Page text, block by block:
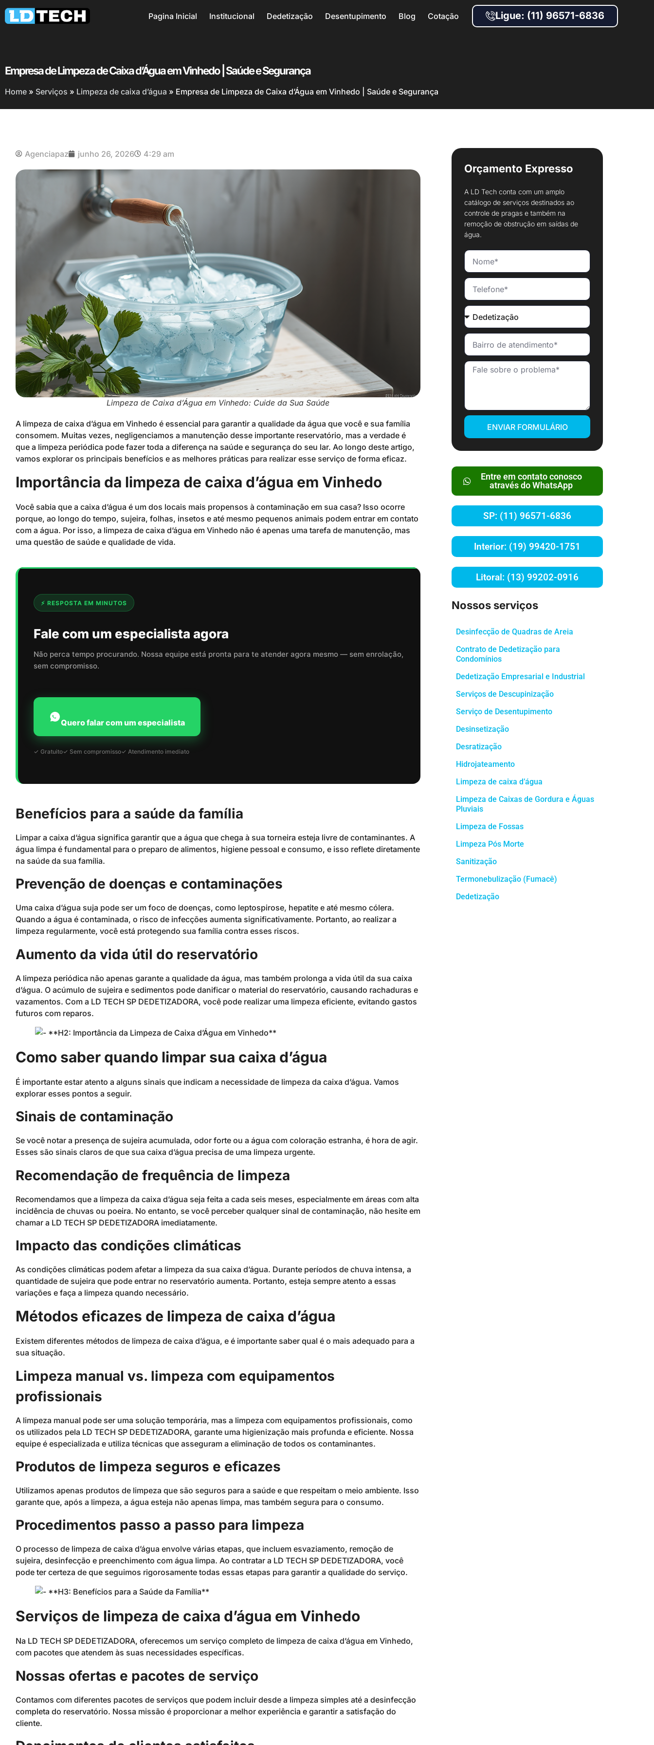
Pagina Inicial Institucional Dedetização Desentupimento Blog Cotação Ligue: (11) 96571-6836
Empresa de Limpeza de Caixa d’Água em Vinhedo | Saúde e Segurança
Home » Serviços » Limpeza de caixa d’água » Empresa de Limpeza de Caixa d’Água em Vinhedo | Saúde e Segurança
Agenciapaz junho 26, 2026 4:29 am
Limpeza de Caixa d’Água em Vinhedo: Cuide da Sua Saúde
A limpeza de caixa d’água em Vinhedo é essencial para garantir a qualidade da água que você e sua família
consomem. Muitas vezes, negligenciamos a manutenção desse importante reservatório, mas a verdade é
que a limpeza periódica pode fazer toda a diferença na saúde e segurança do seu lar. Ao longo deste artigo,
vamos explorar os principais benefícios e as melhores práticas para realizar esse serviço de forma eficaz.
Importância da limpeza de caixa d’água em Vinhedo
Você sabia que a caixa d’água é um dos locais mais propensos à contaminação em sua casa? Isso ocorre
porque, ao longo do tempo, sujeira, folhas, insetos e até mesmo pequenos animais podem entrar em contato
com a água. Por isso, a limpeza de caixa d’água em Vinhedo não é apenas uma tarefa de manutenção, mas
uma questão de saúde e qualidade de vida.
⚡ RESPOSTA EM MINUTOS
Fale com um especialista agora
Não perca tempo procurando. Nossa equipe está pronta para te atender agora mesmo — sem enrolação,
sem compromisso.
Quero falar com um especialista
✓ Gratuito✓ Sem compromisso✓ Atendimento imediato
Benefícios para a saúde da família
Limpar a caixa d’água significa garantir que a água que chega à sua torneira esteja livre de contaminantes. A
água limpa é fundamental para o preparo de alimentos, higiene pessoal e consumo, e isso reflete diretamente
na saúde da sua família.
Prevenção de doenças e contaminações
Uma caixa d’água suja pode ser um foco de doenças, como leptospirose, hepatite e até mesmo cólera.
Quando a água é contaminada, o risco de infecções aumenta significativamente. Portanto, ao realizar a
limpeza regularmente, você está protegendo sua família contra esses riscos.
Aumento da vida útil do reservatório
A limpeza periódica não apenas garante a qualidade da água, mas também prolonga a vida útil da sua caixa
d’água. O acúmulo de sujeira e sedimentos pode danificar o material do reservatório, causando rachaduras e
vazamentos. Com a LD TECH SP DEDETIZADORA, você pode realizar uma limpeza eficiente, evitando gastos
futuros com reparos.
Como saber quando limpar sua caixa d’água
É importante estar atento a alguns sinais que indicam a necessidade de limpeza da caixa d’água. Vamos
explorar esses pontos a seguir.
Sinais de contaminação
Se você notar a presença de sujeira acumulada, odor forte ou a água com coloração estranha, é hora de agir.
Esses são sinais claros de que sua caixa d’água precisa de uma limpeza urgente.
Recomendação de frequência de limpeza
Recomendamos que a limpeza da caixa d’água seja feita a cada seis meses, especialmente em áreas com alta
incidência de chuvas ou poeira. No entanto, se você perceber qualquer sinal de contaminação, não hesite em
chamar a LD TECH SP DEDETIZADORA imediatamente.
Impacto das condições climáticas
As condições climáticas podem afetar a limpeza da sua caixa d’água. Durante períodos de chuva intensa, a
quantidade de sujeira que pode entrar no reservatório aumenta. Portanto, esteja sempre atento a essas
variações e faça a limpeza quando necessário.
Métodos eficazes de limpeza de caixa d’água
Existem diferentes métodos de limpeza de caixa d’água, e é importante saber qual é o mais adequado para a
sua situação.
Limpeza manual vs. limpeza com equipamentos
profissionais
A limpeza manual pode ser uma solução temporária, mas a limpeza com equipamentos profissionais, como
os utilizados pela LD TECH SP DEDETIZADORA, garante uma higienização mais profunda e eficiente. Nossa
equipe é especializada e utiliza técnicas que asseguram a eliminação de todos os contaminantes.
Produtos de limpeza seguros e eficazes
Utilizamos apenas produtos de limpeza que são seguros para a saúde e que respeitam o meio ambiente. Isso
garante que, após a limpeza, a água esteja não apenas limpa, mas também segura para o consumo.
Procedimentos passo a passo para limpeza
O processo de limpeza de caixa d’água envolve várias etapas, que incluem esvaziamento, remoção de
sujeira, desinfecção e preenchimento com água limpa. Ao contratar a LD TECH SP DEDETIZADORA, você
pode ter certeza de que seguimos rigorosamente todas essas etapas para garantir a qualidade do serviço.
Serviços de limpeza de caixa d’água em Vinhedo
Na LD TECH SP DEDETIZADORA, oferecemos um serviço completo de limpeza de caixa d’água em Vinhedo,
com pacotes que atendem às suas necessidades específicas.
Nossas ofertas e pacotes de serviço
Contamos com diferentes pacotes de serviços que podem incluir desde a limpeza simples até a desinfecção
completa do reservatório. Nossa missão é proporcionar a melhor experiência e garantir a satisfação do
cliente.
Orçamento Expresso
A LD Tech conta com um amplo
catálogo de serviços destinados ao
controle de pragas e também na
remoção de obstrução em saídas de
água.
ENVIAR FORMULÁRIO
Entre em contato conosco
através do WhatsApp
SP: (11) 96571-6836
Interior: (19) 99420-1751
Litoral: (13) 99202-0916
Nossos serviços
Desinfecção de Quadras de Areia
Contrato de Dedetização para
Condomínios
Dedetização Empresarial e Industrial
Serviços de Descupinização
Serviço de Desentupimento
Desinsetização
Desratização
Hidrojateamento
Limpeza de caixa d’água
Limpeza de Caixas de Gordura e Águas
Pluviais
Limpeza de Fossas
Limpeza Pós Morte
Sanitização
Termonebulização (Fumacê)
Dedetização